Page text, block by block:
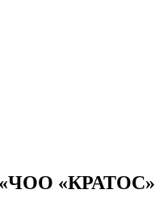
«ЧОО «КРАТОС»